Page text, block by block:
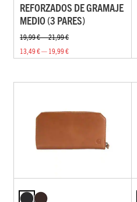
REFORZADOS DE GRAMAJE
MEDIO (3 PARES)
19,99 € — 21,99 €
13,49 € — 19,99 €